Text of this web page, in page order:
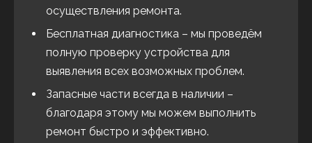
осуществления ремонта.
Бесплатная диагностика – мы проведём
полную проверку устройства для
выявления всех возможных проблем.
Запасные части всегда в наличии –
благодаря этому мы можем выполнить
ремонт быстро и эффективно.